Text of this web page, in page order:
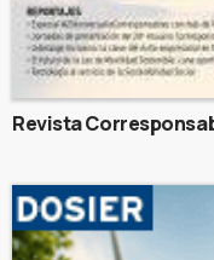
Revista